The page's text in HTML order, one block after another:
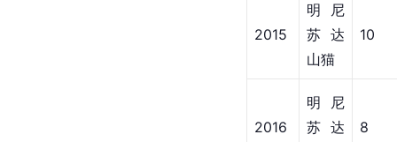
2015
明尼
苏达
山猫
10
2016
明尼
苏达
8